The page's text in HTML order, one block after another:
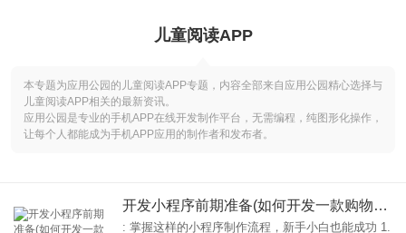
儿童阅读APP
本专题为应用公园的儿童阅读APP专题，内容全部来自应用公园精心选择与
儿童阅读APP相关的最新资讯。
应用公园是专业的手机APP在线开发制作平台，无需编程，纯图形化操作，
让每个人都能成为手机APP应用的制作者和发布者。
开发小程序前期准备(如何开发一款购物小程序)
: 掌握这样的小程序制作流程，新手小白也能成功 1.